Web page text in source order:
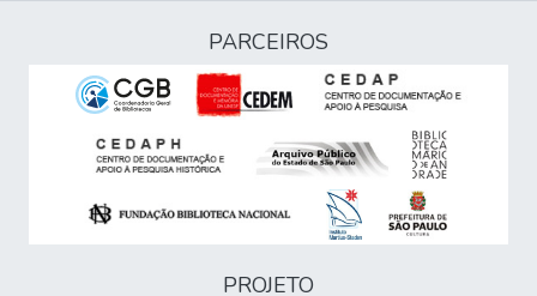
PARCEIROS
PROJETO